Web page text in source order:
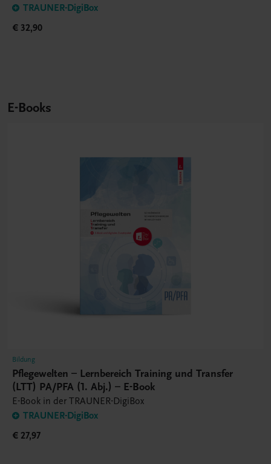
TRAUNER-DigiBox
€ 32,90
E-Books
Bildung
Pflegewelten – Lernbereich Training und Transfer
(LTT) PA/PFA (1. Abj.) – E-Book
E-Book in der TRAUNER-DigiBox
TRAUNER-DigiBox
€ 27,97